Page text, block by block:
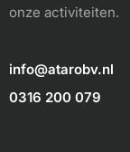
onze activiteiten.
info@atarobv.nl
0316 200 079